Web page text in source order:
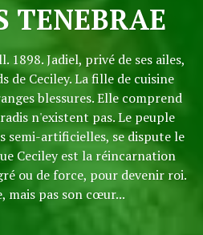
TENEBRAE
1898. Jadiel, privé de ses ailes,
de Ceciley. La fille de cuisine
blessures. Elle comprend
n'existent pas. Le peuple
semi-artificielles, se dispute le
Ceciley est la réincarnation
ou de force, pour devenir roi.
mais pas son cœur...